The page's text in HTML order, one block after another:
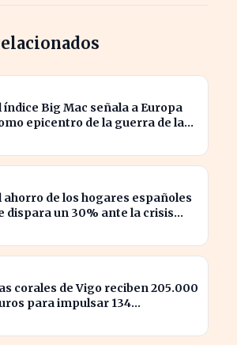
índice Big Mac señala a Europa
epicentro de la guerra de la
ahorro de los hogares españoles
dispara un 30% ante la crisis
corales de Vigo reciben 205.000
para impulsar 134